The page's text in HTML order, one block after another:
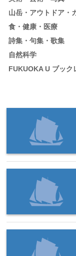
山岳・アウトドア・
食・健康・医療
詩集・句集・歌集
自然科学
FUKUOKA U ブック